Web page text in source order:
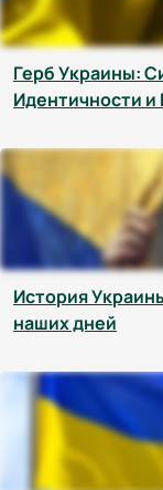
Герб Украины:
Идентичности и
История
наших дней